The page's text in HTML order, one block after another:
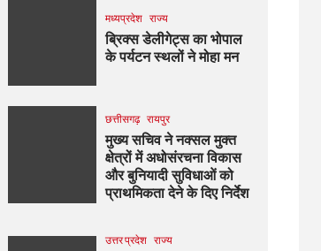
मध्यप्रदेश राज्य
ब्रिक्स डेलीगेट्स का भोपाल
के पर्यटन स्थलों ने मोहा मन
छत्तीसगढ़ रायपुर
मुख्य सचिव ने नक्सल मुक्त
क्षेत्रों में अधोसंरचना विकास
और बुनियादी सुविधाओं को
प्राथमिकता देने के दिए निर्देश
उत्तर प्रदेश राज्य